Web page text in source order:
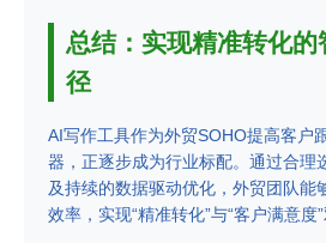
总结：实现精准转化
径
AI写作工具作为外贸SOHO提高客户
器，正逐步成为行业标配。通过合理
及持续的数据驱动优化，外贸团队能
效率，实现“精准转化”与“客户满意度”